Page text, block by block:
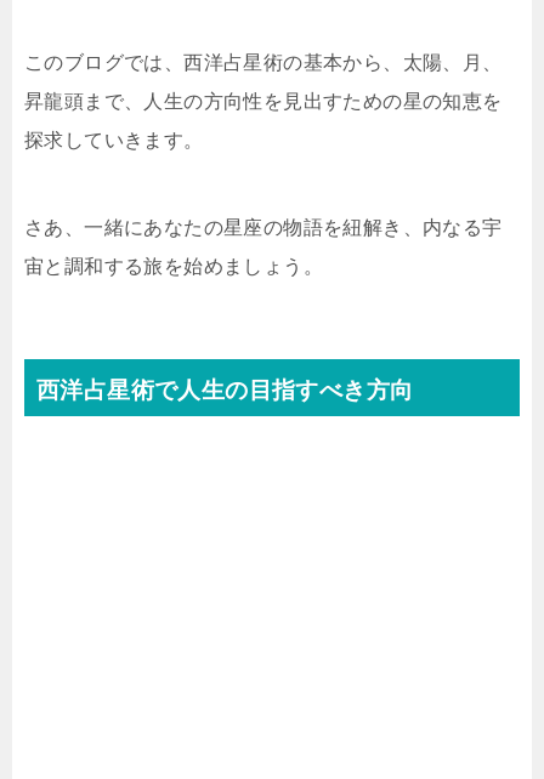
このブログでは、西洋占星術の基本から、太陽、月、
昇龍頭まで、人生の方向性を見出すための星の知恵を
探求していきます。
さあ、一緒にあなたの星座の物語を紐解き、内なる宇
宙と調和する旅を始めましょう。
西洋占星術で人生の目指すべき方向